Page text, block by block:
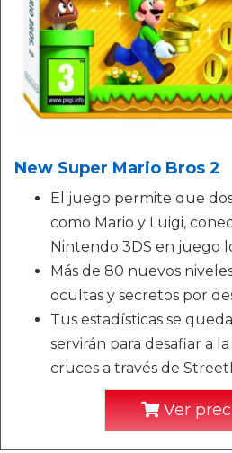
New Super Mario Bros 2
El juego permite que
como Mario y Luigi,
Nintendo 3DS en juego
Más de 80 nuevos
ocultas y secretos por
Tus estadísticas se
servirán para desafiar a
cruces a través de
Ver